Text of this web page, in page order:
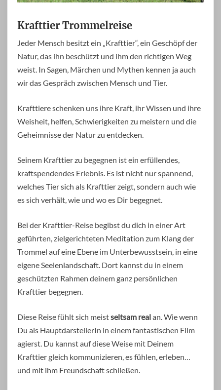
Krafttier Trommelreise
Jeder Mensch besitzt ein „Krafttier“, ein Geschöpf der
Natur, das ihn beschützt und ihm den richtigen Weg
weist. In Sagen, Märchen und Mythen kennen ja auch
wir das Gespräch zwischen Mensch und Tier.
Krafttiere schenken uns ihre Kraft, ihr Wissen und ihre
Weisheit, helfen, Schwierigkeiten zu meistern und die
Geheimnisse der Natur zu entdecken.
Seinem Krafttier zu begegnen ist ein erfüllendes,
kraftspendendes Erlebnis. Es ist nicht nur spannend,
welches Tier sich als Krafttier zeigt, sondern auch wie
es sich verhält, wie und wo es Dir begegnet.
Bei der Krafttier-Reise begibst du dich in einer Art
geführten, zielgerichteten Meditation zum Klang der
Trommel auf eine Ebene im Unterbewusstsein, in eine
eigene Seelenlandschaft. Dort kannst du in einem
geschützten Rahmen deinem ganz persönlichen
Krafttier begegnen.
Diese Reise fühlt sich meistseltsam realan. Wie wenn
Du als HauptdarstellerIn in einem fantastischen Film
agierst. Du kannst auf diese Weise mit Deinem
Krafttier gleich kommunizieren, es fühlen, erleben…
und mit ihm Freundschaft schließen.